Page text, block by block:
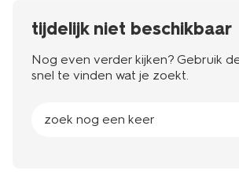
tijdelijk niet beschikbaar
Nog even verder kijken? Gebruik
snel te vinden wat je zoekt.
zoek nog een keer